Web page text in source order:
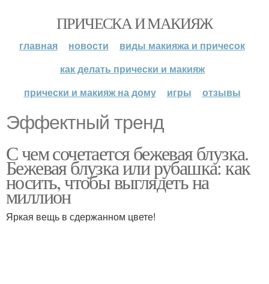
ПРИЧЕСКА И МАКИЯЖ
главная новости
виды макияжа и причесок
как делать прически и макияж
прически и макияж на дому
игры отзывы
Эффектный тренд
С чем сочетается бежевая блузка.
Бежевая блузка или рубашка: как
носить, чтобы выглядеть на
миллион
Яркая вещь в сдержанном цвете!